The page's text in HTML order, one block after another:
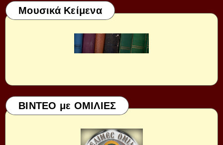
Μουσικά Κείμενα
ΒΙΝΤΕΟ με ΟΜΙΛΙΕΣ